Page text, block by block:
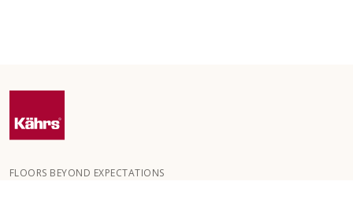
FLOORS BEYOND EXPECTATIONS